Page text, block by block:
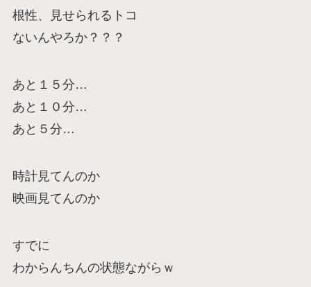
根性、見せられるトコ
ないんやろか？？？
あと１５分…
あと１０分…
あと５分…
時計見てんのか
映画見てんのか
すでに
わからんちんの状態ながらｗ